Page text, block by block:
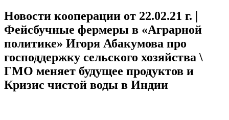
Новости кооперации от 22.02.21 г. |
Фейсбучные фермеры в «Аграрной
политике» Игоря Абакумова про
господдержку сельского хозяйства \
ГМО меняет будущее продуктов и
Кризис чистой воды в Индии